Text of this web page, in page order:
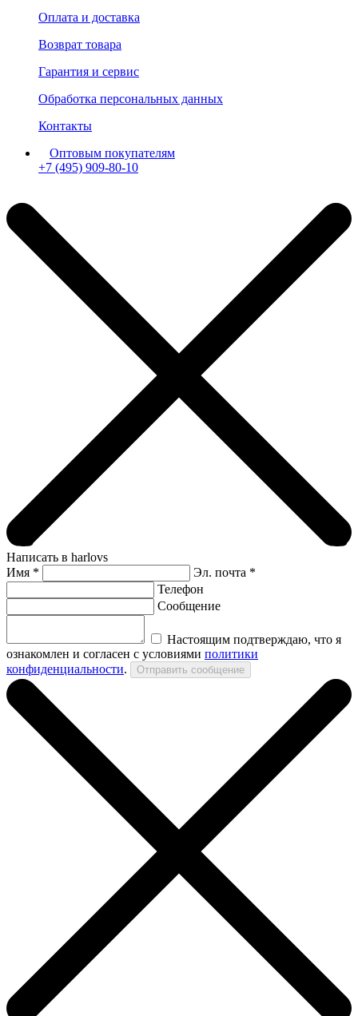
Оплата и доставка
Возврат товара
Гарантия и сервис
Обработка персональных данных
Контакты
Оптовым покупателям
+7 (495) 909-80-10
Написать в harlovs
Имя *
Эл. почта *
Телефон
Сообщение
Настоящим подтверждаю, что я
ознакомлен и согласен с условиями политики
конфиденциальности.